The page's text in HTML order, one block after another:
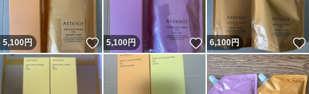
5,100円 いいね！
5,100円 いいね！
6,100円